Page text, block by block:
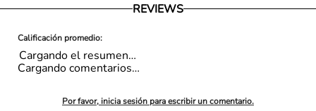
REVIEWS
Cargando el resumen…
Por favor, inicia sesión para escribir un comentario.
Cargando comentarios…